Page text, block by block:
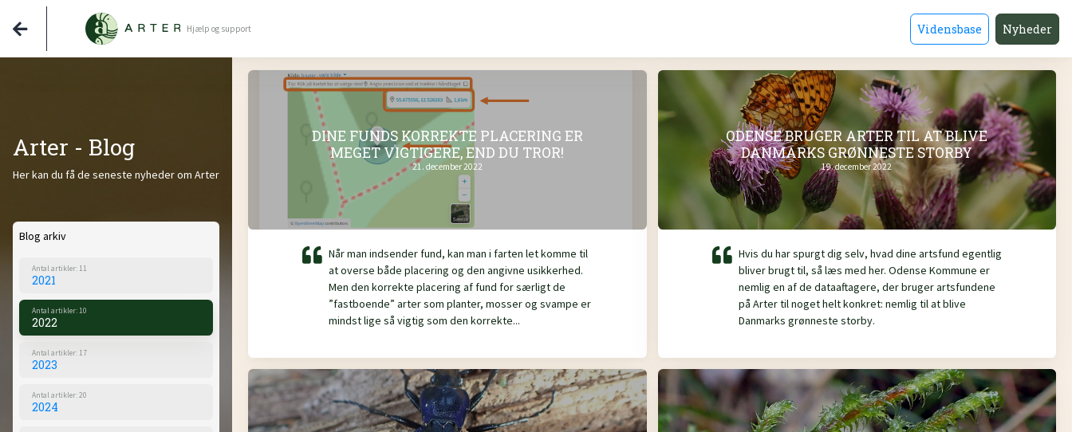
Hjælp og support Vidensbase Nyheder
Arter - Blog
Her kan du få de seneste nyheder om Arter
Blog arkiv
Antal artikler: 11
2021
Antal artikler: 10
2022
Antal artikler: 17
2023
Antal artikler: 20
2024
DINE FUNDS KORREKTE PLACERING ER
MEGET VIGTIGERE, END DU TROR!
21. december 2022
Når man indsender fund, kan man i farten let komme til
at overse både placering og den angivne usikkerhed.
Men den korrekte placering af fund for særligt de
”fastboende” arter som planter, mosser og svampe er
mindst lige så vigtig som den korrekte...
ODENSE BRUGER ARTER TIL AT BLIVE
DANMARKS GRØNNESTE STORBY
19. december 2022
Hvis du har spurgt dig selv, hvad dine artsfund egentlig
bliver brugt til, så læs med her. Odense Kommune er
nemlig en af de dataaftagere, der bruger artsfundene
på Arter til noget helt konkret: nemlig til at blive
Danmarks grønneste storby.